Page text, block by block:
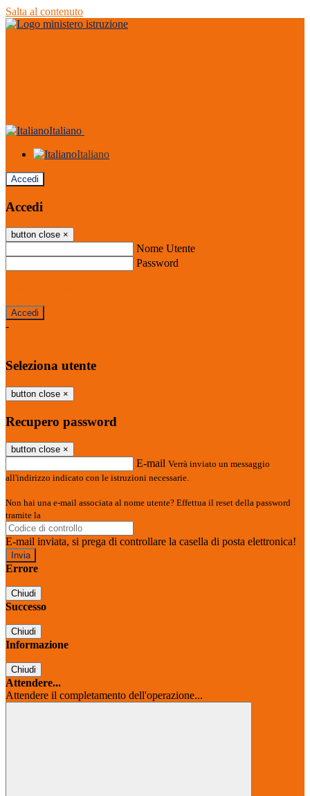
Salta al contenuto
Italiano
Italiano
Accedi
Accedi
button close ×
Nome Utente
Password
-
Seleziona utente
button close ×
Recupero password
button close ×
E-mail Verrà inviato un messaggio
all'indirizzo indicato con le istruzioni necessarie.
Non hai una e-mail associata al nome utente? Effettua il reset della password
tramite la
E-mail inviata, si prega di controllare la casella di posta elettronica!
Errore
Chiudi
Successo
Chiudi
Informazione
Chiudi
Attendere...
Attendere il completamento dell'operazione...